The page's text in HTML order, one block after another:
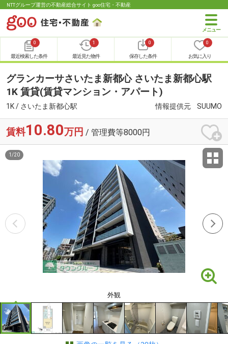
NTTグループ運営の不動産総合サイト goo住宅・不動産
0
最近検索した条件
1
最近見た物件
0
保存した条件
0
お気に入り
グランカーサさいたま新都心 さいたま新都心駅
1K 賃貸(賃貸マンション・アパート)
1K / さいたま新都心駅 情報提供元 SUUMO
賃料10.80万円 / 管理費等8000円
外観
1 /20